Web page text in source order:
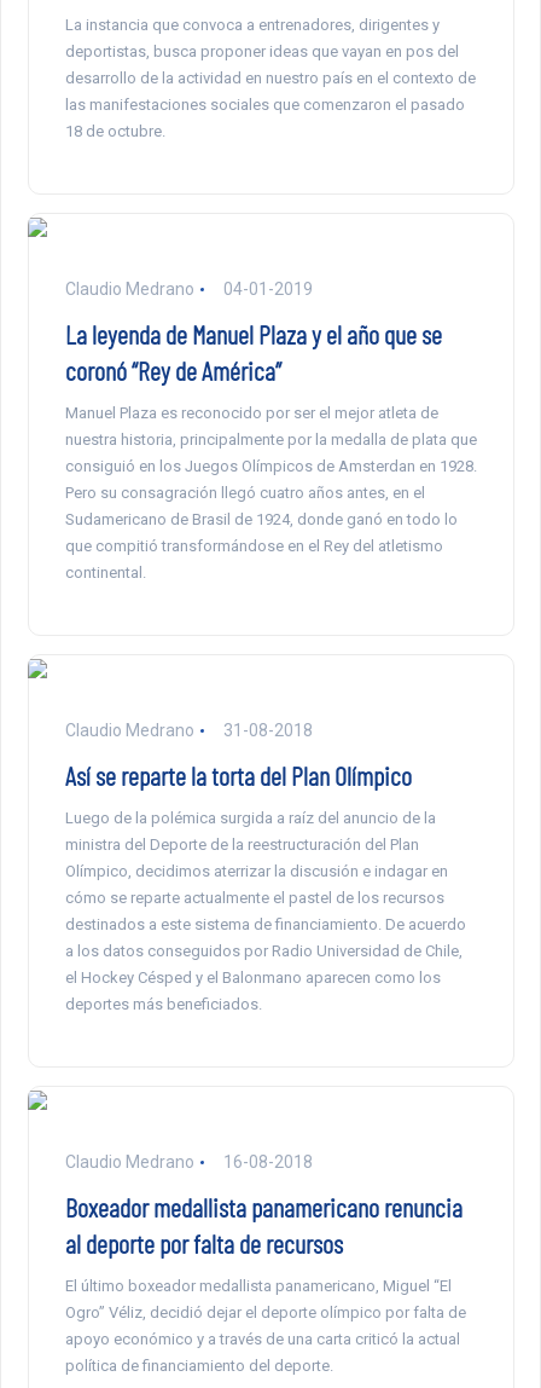
La instancia que convoca a entrenadores, dirigentes y
deportistas, busca proponer ideas que vayan en pos del
desarrollo de la actividad en nuestro país en el contexto de
las manifestaciones sociales que comenzaron el pasado
18 de octubre.
Claudio Medrano 04-01-2019
La leyenda de Manuel Plaza y el año que se
coronó “Rey de América”
Manuel Plaza es reconocido por ser el mejor atleta de
nuestra historia, principalmente por la medalla de plata que
consiguió en los Juegos Olímpicos de Amsterdan en 1928.
Pero su consagración llegó cuatro años antes, en el
Sudamericano de Brasil de 1924, donde ganó en todo lo
que compitió transformándose en el Rey del atletismo
continental.
Claudio Medrano 31-08-2018
Así se reparte la torta del Plan Olímpico
Luego de la polémica surgida a raíz del anuncio de la
ministra del Deporte de la reestructuración del Plan
Olímpico, decidimos aterrizar la discusión e indagar en
cómo se reparte actualmente el pastel de los recursos
destinados a este sistema de financiamiento. De acuerdo
a los datos conseguidos por Radio Universidad de Chile,
el Hockey Césped y el Balonmano aparecen como los
deportes más beneficiados.
Claudio Medrano 16-08-2018
Boxeador medallista panamericano renuncia
al deporte por falta de recursos
El último boxeador medallista panamericano, Miguel “El
Ogro” Véliz, decidió dejar el deporte olímpico por falta de
apoyo económico y a través de una carta criticó la actual
política de financiamiento del deporte.